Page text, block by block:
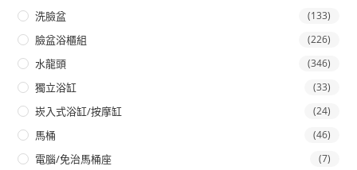
洗臉盆 (133)
臉盆浴櫃組 (226)
水龍頭 (346)
獨立浴缸 (33)
崁入式浴缸/按摩缸 (24)
馬桶 (46)
電腦/免治馬桶座 (7)